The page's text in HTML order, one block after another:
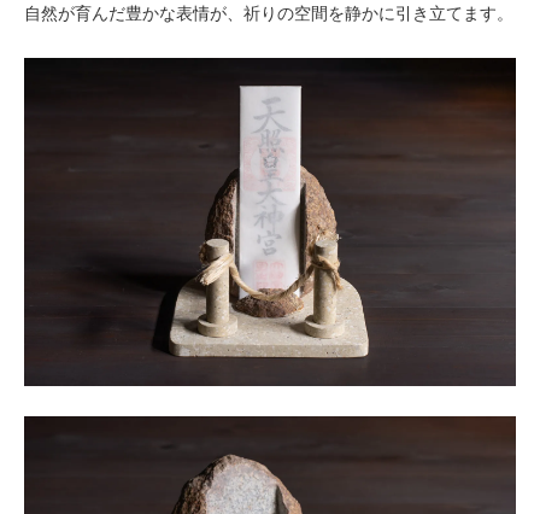
自然が育んだ豊かな表情が、祈りの空間を静かに引き立てます。